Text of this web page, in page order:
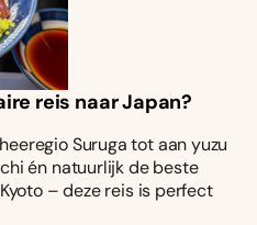
reis naar Japan?
Suruga tot aan yuzu
én natuurlijk de beste
Kyoto – deze reis is perfect